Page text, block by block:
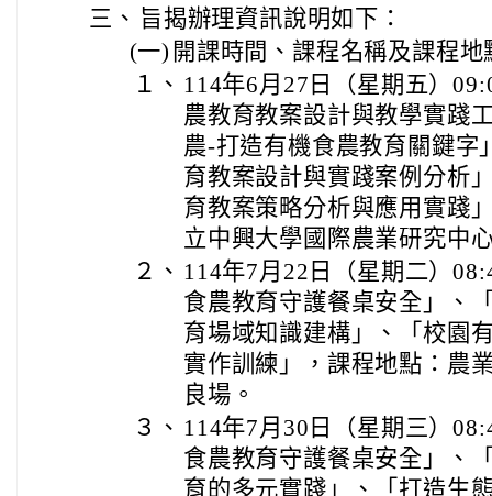
三、 旨揭辦理資訊說明如下：
(一) 開課時間、課程名稱及課程地
１、 114年6月27日（星期五）
農教育教案設計與教學實踐
農-打造有機食農教育關鍵字
育教案設計與實踐案例分析
育教案策略分析與應用實踐
立中興大學國際農業研究中
２、 114年7月22日（星期二）
食農教育守護餐桌安全」、
育場域知識建構」、「校園
實作訓練」，課程地點：農
良場。
３、 114年7月30日（星期三）
食農教育守護餐桌安全」、
育的多元實踐」、「打造生